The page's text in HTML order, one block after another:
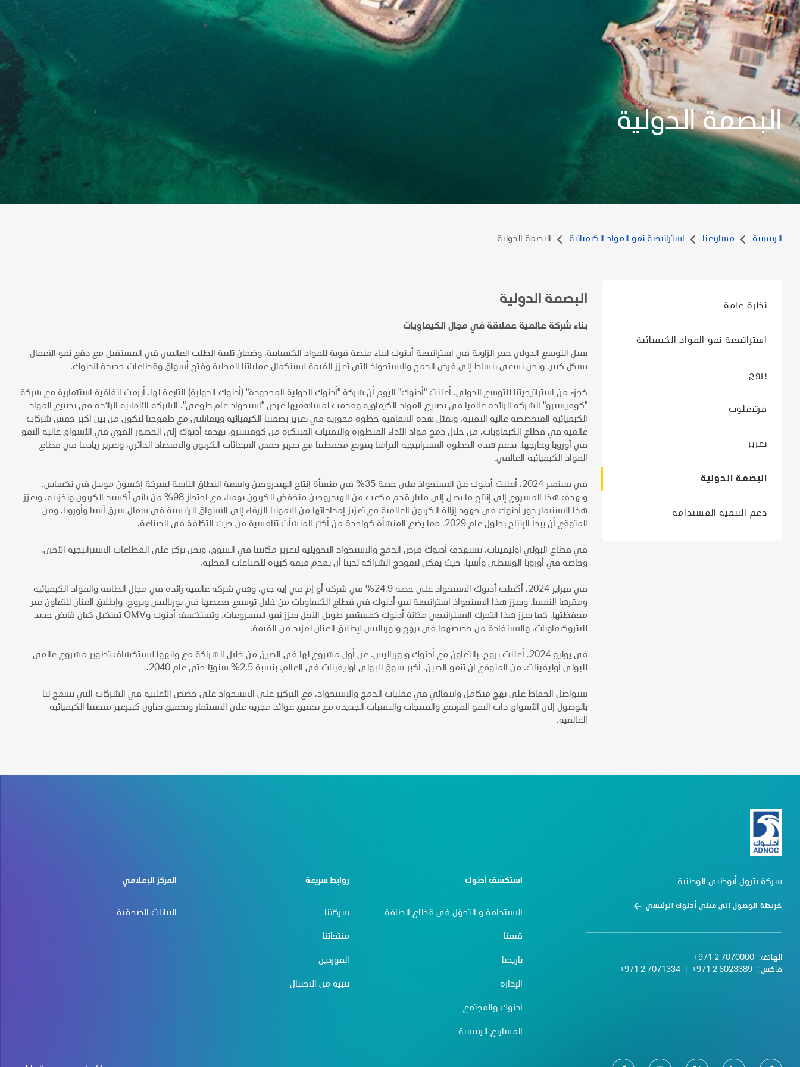
البصمة الدولية
الرئيسية مشاريعنا استراتيجية نمو المواد الكيميائية البصمة الدولية
البصمة الدولية
بناء شركة عالمية عملاقة في مجال الكيماويات
يمثل التوسع الدولي حجر الزاوية في استراتيجية أدنوك لبناء منصة قوية للمواد الكيميائية، وضمان تلبية الطلب العالمي في المستقبل مع دفع نمو الأعمال
بشكل كبير. ونحن نسعى بنشاط إلى فرص الدمج والاستحواذ التي تعزز القيمة لاستكمال عملياتنا المحلية وفتح أسواق وقطاعات جديدة لأدنوك.
كجزء من استراتيجيتنا للتوسع الدولي، أعلنت "أدنوك" اليوم أن شركة "أدنوك الدولية المحدودة" (أدنوك الدولية) التابعة لها، أبرمت اتفاقية استثمارية مع شركة
"كوفيسترو" الشركة الرائدة عالمياً في تصنيع المواد الكيماوية وقدمت لمساهميها عرض "استحواذ عام طوعي"، الشركة الألمانية الرائدة في تصنيع المواد
الكيميائية المتخصصة عالية التقنية. وتمثل هذه الاتفاقية خطوة محورية في تعزيز بصمتنا الكيميائية ويتماشى مع طموحنا لنكون من بين أكبر خمس شركات
عالمية في قطاع الكيماويات. من خلال دمج مواد الأداء المتطورة والتقنيات المبتكرة من كوفسترو، تهدف أدنوك إلى الحضور القوي في الأسواق عالية النمو
في أوروبا وخارجها. تدعم هذه الخطوة الاستراتيجية التزامنا بتنويع محفظتنا مع تعزيز خفض الانبعاثات الكربون والاقتصاد الدائري، وتعزيز ريادتنا في قطاع
المواد الكيميائية العالمي.
في سبتمبر 2024، أعلنت أدنوك عن الاستحواذ على حصة 35% في منشأة إنتاج الهيدروجين واسعة النطاق التابعة لشركة إكسون موبيل في تكساس.
ويهدف هذا المشروع إلى إنتاج ما يصل إلى مليار قدم مكعب من الهيدروجين منخفض الكربون يوميًا، مع احتجاز 98% من ثاني أكسيد الكربون وتخزينه. ويعزز
هذا الاستثمار دور أدنوك في جهود إزالة الكربون العالمية مع تعزيز إمداداتها من الأمونيا الزرقاء إلى الأسواق الرئيسية في شمال شرق آسيا وأوروبا. ومن
المتوقع أن يبدأ الإنتاج بحلول عام 2029، مما يضع المنشأة كواحدة من أكثر المنشآت تنافسية من حيث التكلفة في الصناعة.
في قطاع البولي أوليفينات، تستهدف أدنوك فرص الدمج والاستحواذ التحويلية لتعزيز مكانتنا في السوق. ونحن نركز على القطاعات الاستراتيجية الأخرى،
وخاصة في أوروبا الوسطى وآسيا، حيث يمكن لنموذج الشراكة لدينا أن يقدم قيمة كبيرة للصناعات المحلية.
في فبراير 2024، أكملت أدنوك الاستحواذ على حصة 24.9% في شركة أو إم في إيه جي، وهي شركة عالمية رائدة في مجال الطاقة والمواد الكيميائية
ومقرها النمسا. ويعزز هذا الاستحواذ استراتيجية نمو أدنوك في قطاع الكيماويات من خلال توسيع حصصها في بورياليس وبروج، وإطلاق العنان للتعاون عبر
محفظتها. كما يعزز هذا التحرك الاستراتيجي مكانة أدنوك كمستثمر طويل الأجل يعزز نمو المشروعات. وتستكشف أدنوك وOMV تشكيل كيان قابض جديد
للبتروكيماويات، والاستفادة من حصصهما في بروج وبورياليس لإطلاق العنان لمزيد من القيمة.
في يوليو 2024، أعلنت بروج، بالتعاون مع أدنوك وبورياليس، عن أول مشروع لها في الصين من خلال الشراكة مع وانهوا لاستكشاف تطوير مشروع عالمي
للبولي أوليفينات. من المتوقع أن تنمو الصين، أكبر سوق للبولي أوليفينات في العالم، بنسبة 2.5% سنويًا حتى عام 2040.
سنواصل الحفاظ على نهج متكامل وانتقائي في عمليات الدمج والاستحواذ، مع التركيز على الاستحواذ على حصص الأغلبية في الشركات التي تسمح لنا
بالوصول إلى الأسواق ذات النمو المرتفع والمنتجات والتقنيات الجديدة مع تحقيق عوائد مجزية على الاستثمار وتحقيق تعاون كبيرعبر منصتنا الكيميائية
العالمية.
نظرة عامة
استراتيجية نمو المواد الكيميائية
بروج
فرتيغلوب
تعزيز
البصمة الدولية
دعم التنمية المستدامة
شركة بترول أبوظبي الوطنية
خريطة الوصول الى مبنى أدنوك الرئيسي
الهاتف: +971 2 7070000
فاكس : +971 2 6023389
+971 2 7071334
استكشف أدنوك
الاستدامة و التحوّل في قطاع الطاقة
قيمنا
تاريخنا
الإدارة
أدنوك والمجتمع
المشاريع الرئيسية
روابط سريعة
شركائنا
منتجاتنا
الموردين
تنبيه من الاحتيال
المركز الإعلامي
البيانات الصحفية